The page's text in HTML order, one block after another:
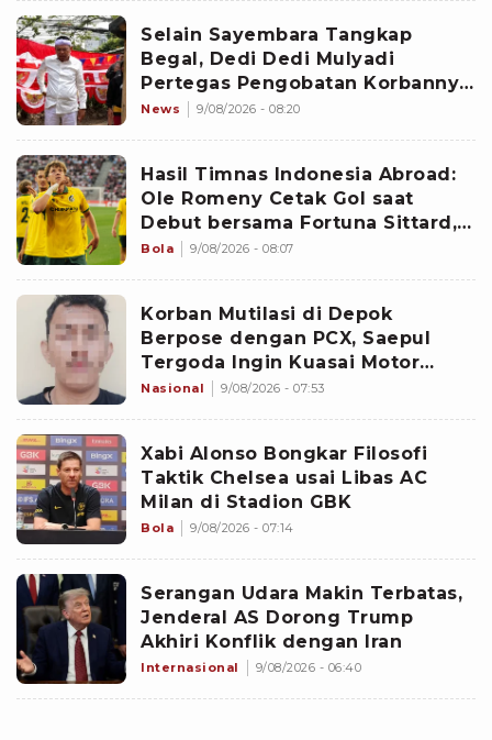
Selain Sayembara Tangkap
Begal, Dedi Dedi Mulyadi
Pertegas Pengobatan Korbannya
Bakal Dibiayai Pemprov Jawa
News 9/08/2026 - 08:20
Hasil Timnas Indonesia Abroad:
Ole Romeny Cetak Gol saat
Debut bersama Fortuna Sittard,
Justin Hubner Main Penuh
Bola 9/08/2026 - 08:07
Korban Mutilasi di Depok
Berpose dengan PCX, Saepul
Tergoda Ingin Kuasai Motor
Kunaefi
Nasional 9/08/2026 - 07:53
Xabi Alonso Bongkar Filosofi
Taktik Chelsea usai Libas AC
Milan di Stadion GBK
Bola 9/08/2026 - 07:14
Serangan Udara Makin Terbatas,
Jenderal AS Dorong Trump
Akhiri Konflik dengan Iran
Internasional 9/08/2026 - 06:40